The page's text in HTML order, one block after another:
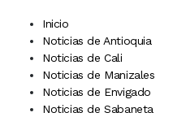
Inicio
Noticias de Antioquia
Noticias de Cali
Noticias de Manizales
Noticias de Envigado
Noticias de Sabaneta